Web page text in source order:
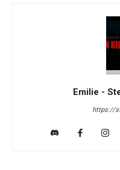
Emilie -
https://